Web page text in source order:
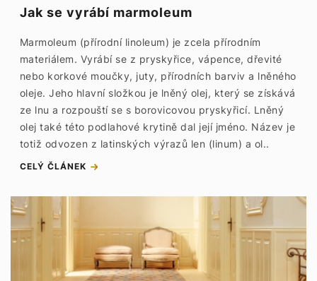
Jak se vyrábí marmoleum
Marmoleum (přírodní linoleum) je zcela přírodním
materiálem. Vyrábí se z pryskyřice, vápence, dřevité
nebo korkové moučky, juty, přírodních barviv a lněného
oleje. Jeho hlavní složkou je lněný olej, který se získává
ze lnu a rozpouští se s borovicovou pryskyřicí. Lněný
olej také této podlahové krytině dal její jméno. Název je
totiž odvozen z latinských výrazů len (linum) a ol..
CELÝ ČLÁNEK